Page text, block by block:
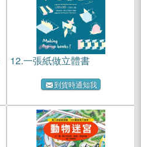
12.一張紙做立體書
到貨時通知我